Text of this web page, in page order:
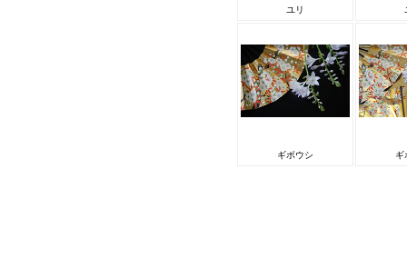
ユリ
ギボウシ ギ